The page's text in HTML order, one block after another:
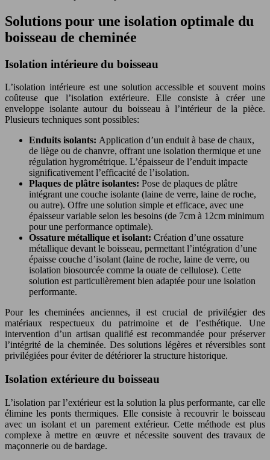
Solutions pour une isolation optimale du
boisseau de cheminée
Isolation intérieure du boisseau
L’isolation intérieure est une solution accessible et souvent moins
coûteuse que l’isolation extérieure. Elle consiste à créer une
enveloppe isolante autour du boisseau à l’intérieur de la pièce.
Plusieurs techniques sont possibles:
Enduits isolants: Application d’un enduit à base de chaux,
de liège ou de chanvre, offrant une isolation thermique et une
régulation hygrométrique. L’épaisseur de l’enduit impacte
significativement l’efficacité de l’isolation.
Plaques de plâtre isolantes: Pose de plaques de plâtre
intégrant une couche isolante (laine de verre, laine de roche,
ou autre). Offre une solution simple et efficace, avec une
épaisseur variable selon les besoins (de 7cm à 12cm minimum
pour une performance optimale).
Ossature métallique et isolant: Création d’une ossature
métallique devant le boisseau, permettant l’intégration d’une
épaisse couche d’isolant (laine de roche, laine de verre, ou
isolation biosourcée comme la ouate de cellulose). Cette
solution est particulièrement bien adaptée pour une isolation
performante.
Pour les cheminées anciennes, il est crucial de privilégier des
matériaux respectueux du patrimoine et de l’esthétique. Une
intervention d’un artisan qualifié est recommandée pour préserver
l’intégrité de la cheminée. Des solutions légères et réversibles sont
privilégiées pour éviter de détériorer la structure historique.
Isolation extérieure du boisseau
L’isolation par l’extérieur est la solution la plus performante, car elle
élimine les ponts thermiques. Elle consiste à recouvrir le boisseau
avec un isolant et un parement extérieur. Cette méthode est plus
complexe à mettre en œuvre et nécessite souvent des travaux de
maçonnerie ou de bardage.